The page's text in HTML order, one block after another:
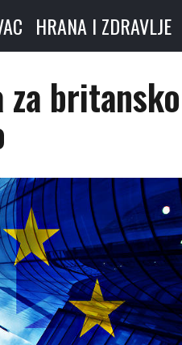
HRANA I ZDRAVLJE
britansko